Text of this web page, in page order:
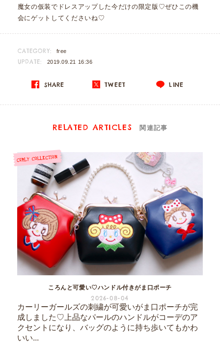
魔女の仮装でドレスアップした今だけの限定版♡ぜひこの機
会にゲットしてくださいね♡
CATEGORY: free
UPDATE: 2019.09.21 16:36
SHARE TWEET LINE
RELATED ARTICLES 関連記事
ころんと可愛い♡ハンドル付きがま口ポーチ
2026-08-04
カーリーガールズの刺繍が可愛いがま口ポーチが完
成しました♡上品なパールのハンドルがコーデのア
クセントになり、バッグのように持ち歩いてもかわ
いい...